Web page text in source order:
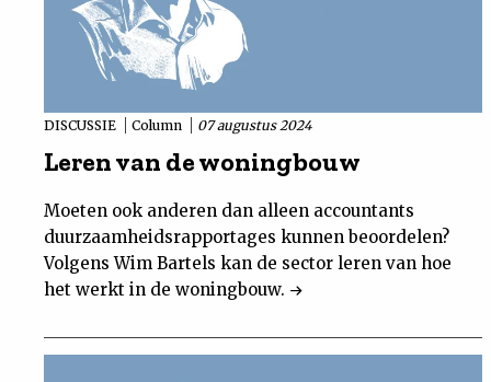
DISCUSSIE Column 07 augustus 2024
Leren van de woningbouw
Moeten ook anderen dan alleen accountants
duurzaamheidsrapportages kunnen beoordelen?
Volgens Wim Bartels kan de sector leren van hoe
het werkt in de woningbouw.